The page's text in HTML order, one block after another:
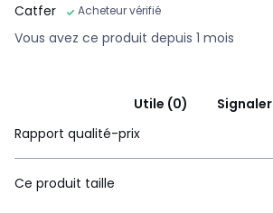
Catfer
Acheteur vérifié
Vous avez ce produit depuis 1 mois
Utile (0)
Signaler
Rapport qualité-prix
Ce produit taille